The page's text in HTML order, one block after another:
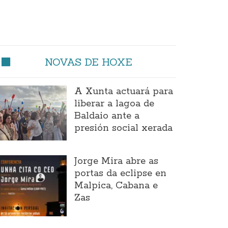
NOVAS DE HOXE
A Xunta actuará para
liberar a lagoa de
Baldaio ante a
presión social xerada
Jorge Mira abre as
portas da eclipse en
Malpica, Cabana e
Zas